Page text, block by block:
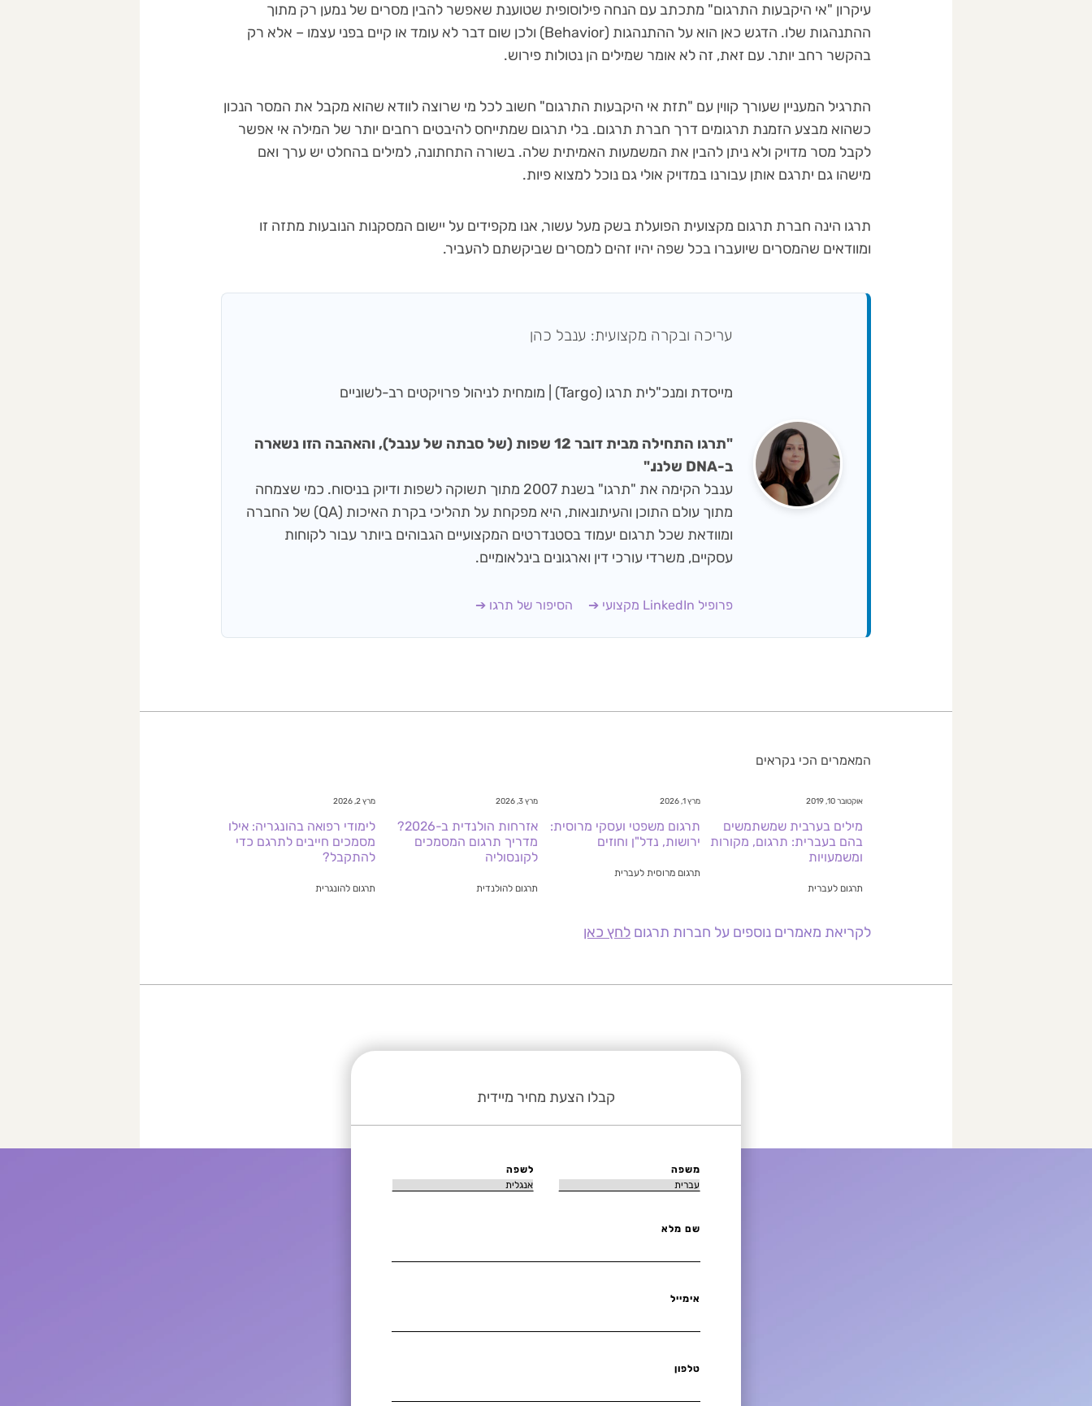
עיקרון "אי היקבעות התרגום" מתכתב עם הנחה פילוסופית שטוענת שאפשר להבין מסרים של נמען רק מתוך
ההתנהגות שלו. הדגש כאן הוא על ההתנהגות (Behavior) ולכן שום דבר לא עומד או קיים בפני עצמו – אלא רק
בהקשר רחב יותר. עם זאת, זה לא אומר שמילים הן נטולות פירוש.
התרגיל המעניין שעורך קווין עם "תזת אי היקבעות התרגום" חשוב לכל מי שרוצה לוודא שהוא מקבל את המסר הנכון
כשהוא מבצע הזמנת תרגומים דרך חברת תרגום. בלי תרגום שמתייחס להיבטים רחבים יותר של המילה אי אפשר
לקבל מסר מדויק ולא ניתן להבין את המשמעות האמיתית שלה. בשורה התחתונה, למילים בהחלט יש ערך ואם
מישהו גם יתרגם אותן עבורנו במדויק אולי גם נוכל למצוא פיות.
תרגו הינה חברת תרגום מקצועית הפועלת בשק מעל עשור, אנו מקפידים על יישום המסקנות הנובעות מתזה זו
ומוודאים שהמסרים שיועברו בכל שפה יהיו זהים למסרים שביקשתם להעביר.
עריכה ובקרה מקצועית: ענבל כהן
מייסדת ומנכ"לית תרגו (Targo) | מומחית לניהול פרויקטים רב-לשוניים
"תרגו התחילה מבית דובר 12 שפות (של סבתה של ענבל), והאהבה הזו נשארה
ב-DNA שלנו."
ענבל הקימה את "תרגו" בשנת 2007 מתוך תשוקה לשפות ודיוק בניסוח. כמי שצמחה
מתוך עולם התוכן והעיתונאות, היא מפקחת על תהליכי בקרת האיכות (QA) של החברה
ומוודאת שכל תרגום יעמוד בסטנדרטים המקצועיים הגבוהים ביותר עבור לקוחות
עסקיים, משרדי עורכי דין וארגונים בינלאומיים.
פרופיל LinkedIn מקצועי ➔ הסיפור של תרגו ➔
המאמרים הכי נקראים
אוקטובר 10, 2019
מילים בערבית שמשתמשים
בהם בעברית: תרגום, מקורות
ומשמעויות
תרגום לעברית
מרץ 1, 2026
תרגום משפטי ועסקי מרוסית:
ירושות, נדל"ן וחוזים
תרגום מרוסית לעברית
מרץ 3, 2026
אזרחות הולנדית ב-2026?
מדריך תרגום המסמכים
לקונסוליה
תרגום להולנדית
מרץ 2, 2026
לימודי רפואה בהונגריה: אילו
מסמכים חייבים לתרגם כדי
להתקבל?
תרגום להונגרית
לקריאת מאמרים נוספים על חברות תרגום לחץ כאן
קבלו הצעת מחיר מיידית
משפה לשפה
שם מלא
אימייל
טלפון